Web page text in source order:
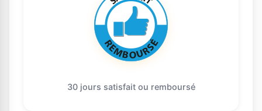
30 jours satisfait ou remboursé